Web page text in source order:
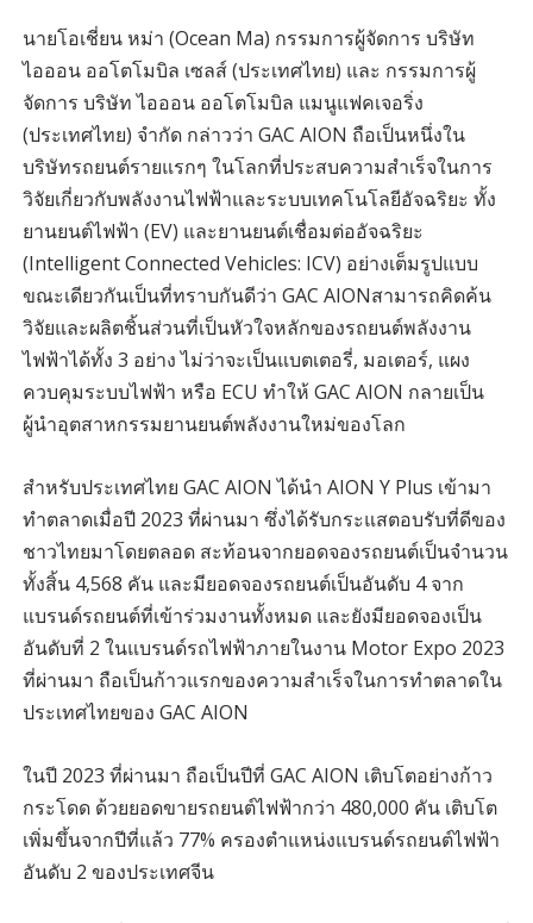
นายโอเชี่ยน หม่า (Ocean Ma) กรรมการผู้จัดการ บริษัท
ไอออน ออโตโมบิล เซลส์ (ประเทศไทย) และ กรรมการผู้
จัดการ บริษัท ไอออน ออโตโมบิล แมนูแฟคเจอริ่ง
(ประเทศไทย) จำกัด กล่าวว่า GAC AION ถือเป็นหนึ่งใน
บริษัทรถยนต์รายแรกๆ ในโลกที่ประสบความสำเร็จในการ
วิจัยเกี่ยวกับพลังงานไฟฟ้าและระบบเทคโนโลยีอัจฉริยะ ทั้ง
ยานยนต์ไฟฟ้า (EV) และยานยนต์เชื่อมต่ออัจฉริยะ
(Intelligent Connected Vehicles: ICV) อย่างเต็มรูปแบบ
ขณะเดียวกันเป็นที่ทราบกันดีว่า GAC AIONสามารถคิดค้น
วิจัยและผลิตชิ้นส่วนที่เป็นหัวใจหลักของรถยนต์พลังงาน
ไฟฟ้าได้ทั้ง 3 อย่าง ไม่ว่าจะเป็นแบตเตอรี่, มอเตอร์, แผง
ควบคุมระบบไฟฟ้า หรือ ECU ทำให้ GAC AION กลายเป็น
ผู้นำอุตสาหกรรมยานยนต์พลังงานใหม่ของโลก
สำหรับประเทศไทย GAC AION ได้นำ AION Y Plus เข้ามา
ทำตลาดเมื่อปี 2023 ที่ผ่านมา ซึ่งได้รับกระแสตอบรับที่ดีของ
ชาวไทยมาโดยตลอด สะท้อนจากยอดจองรถยนต์เป็นจำนวน
ทั้งสิ้น 4,568 คัน และมียอดจองรถยนต์เป็นอันดับ 4 จาก
แบรนด์รถยนต์ที่เข้าร่วมงานทั้งหมด และยังมียอดจองเป็น
อันดับที่ 2 ในแบรนด์รถไฟฟ้าภายในงาน Motor Expo 2023
ที่ผ่านมา ถือเป็นก้าวแรกของความสำเร็จในการทำตลาดใน
ประเทศไทยของ GAC AION
ในปี 2023 ที่ผ่านมา ถือเป็นปีที่ GAC AION เติบโตอย่างก้าว
กระโดด ด้วยยอดขายรถยนต์ไฟฟ้ากว่า 480,000 คัน เติบโต
เพิ่มขึ้นจากปีที่แล้ว 77% ครองตำแหน่งแบรนด์รถยนต์ไฟฟ้า
อันดับ 2 ของประเทศจีน